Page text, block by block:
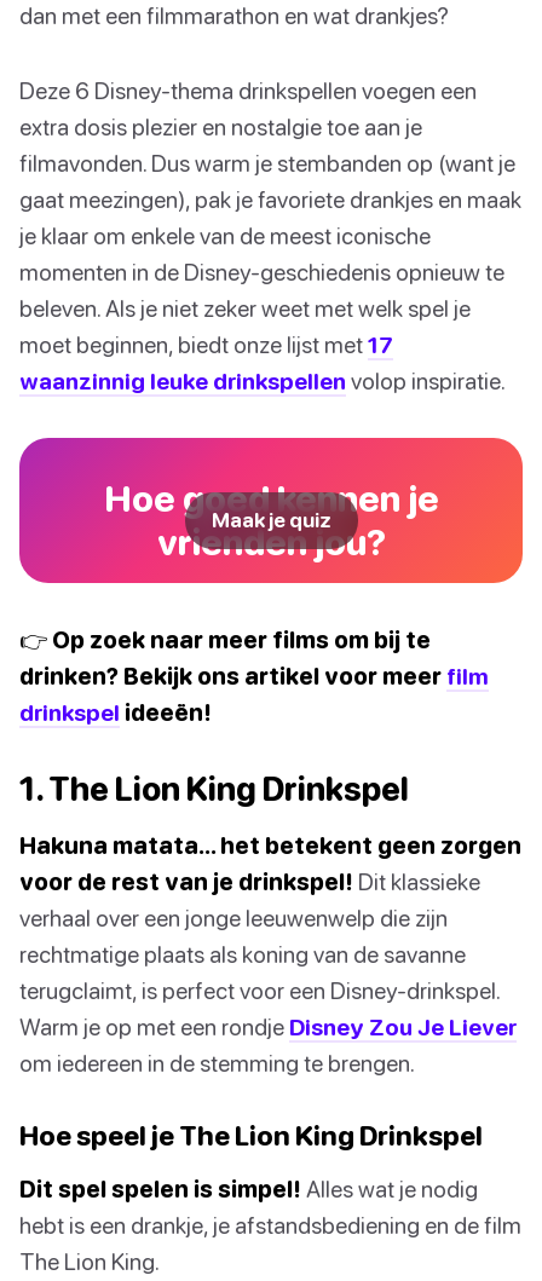
dan met een filmmarathon en wat drankjes?
Deze 6 Disney-thema drinkspellen voegen een
extra dosis plezier en nostalgie toe aan je
filmavonden. Dus warm je stembanden op (want je
gaat meezingen), pak je favoriete drankjes en maak
je klaar om enkele van de meest iconische
momenten in de Disney-geschiedenis opnieuw te
beleven. Als je niet zeker weet met welk spel je
moet beginnen, biedt onze lijst met17
waanzinnig leuke drinkspellen volop inspiratie.
Hoe goed kennen je
vrienden jou?
Maak je quiz
👉 Op zoek naar meer films om bij te
drinken? Bekijk ons artikel voor meer film
drinkspel ideeën!
1. The Lion King Drinkspel
Hakuna matata… het betekent geen zorgen
voor de rest van je drinkspel! Dit klassieke
verhaal over een jonge leeuwenwelp die zijn
rechtmatige plaats als koning van de savanne
terugclaimt, is perfect voor een Disney-drinkspel.
Warm je op met een rondje Disney Zou Je Liever
om iedereen in de stemming te brengen.
Hoe speel je The Lion King Drinkspel
Dit spel spelen is simpel! Alles wat je nodig
hebt is een drankje, je afstandsbediening en de film
The Lion King.